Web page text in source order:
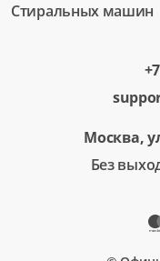
Стиральных машин
Москва,
Без